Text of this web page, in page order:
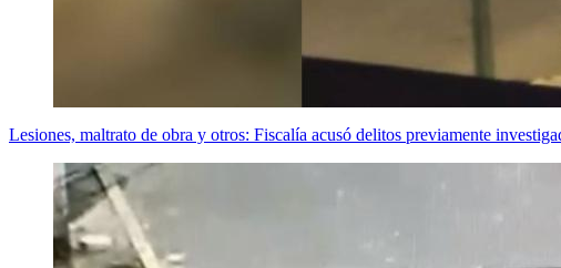
Lesiones, maltrato de obra y otros: Fiscalía acusó delitos previamente